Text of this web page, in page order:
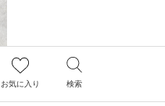
お気に入り 検索